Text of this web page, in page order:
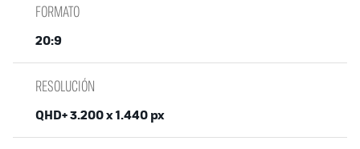
FORMATO
20:9
RESOLUCIÓN
QHD+ 3.200 x 1.440 px